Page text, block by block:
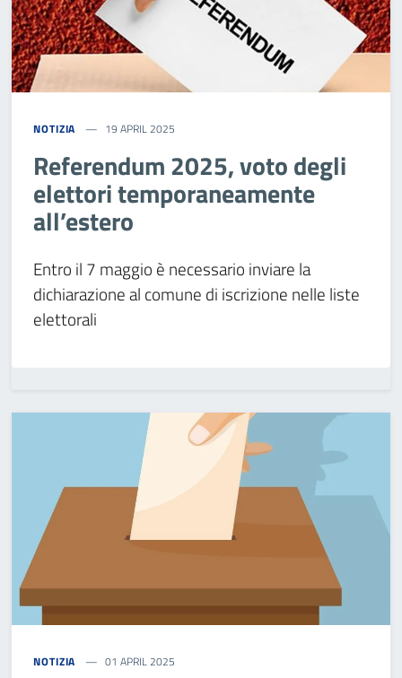
NOTIZIA 19 APRIL 2025
Referendum 2025, voto degli
elettori temporaneamente
all’estero
Entro il 7 maggio è necessario inviare la
dichiarazione al comune di iscrizione nelle liste
elettorali
NOTIZIA 01 APRIL 2025